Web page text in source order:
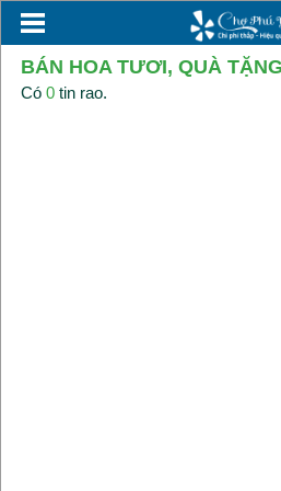
BÁN HOA TƯƠI, QUÀ TẶNG
Có 0tin rao.